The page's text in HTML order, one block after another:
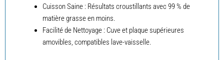
Cuisson Saine : Résultats croustillants avec 99 % de
matière grasse en moins.
Facilité de Nettoyage : Cuve et plaque supérieures
amovibles, compatibles lave-vaisselle.